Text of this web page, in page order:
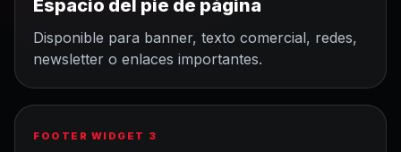
Espacio del pie de página
Disponible para banner, texto comercial, redes,
newsletter o enlaces importantes.
FOOTER WIDGET 3